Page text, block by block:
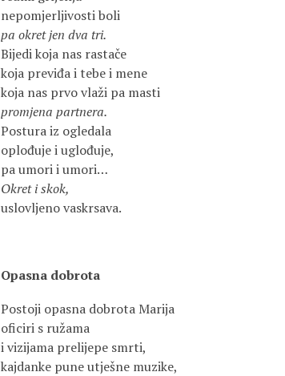
nepomjerljivosti boli
pa okret jen dva tri.
Bijedi koja nas rastače
koja previđa i tebe i mene
koja nas prvo vlaži pa masti
promjena partnera.
Postura iz ogledala
oplođuje i uglođuje,
pa umori i umori…
Okret i skok,
uslovljeno vaskrsava.
Opasna dobrota
Postoji opasna dobrota Marija
oficiri s ružama
i vizijama prelijepe smrti,
kajdanke pune utješne muzike,